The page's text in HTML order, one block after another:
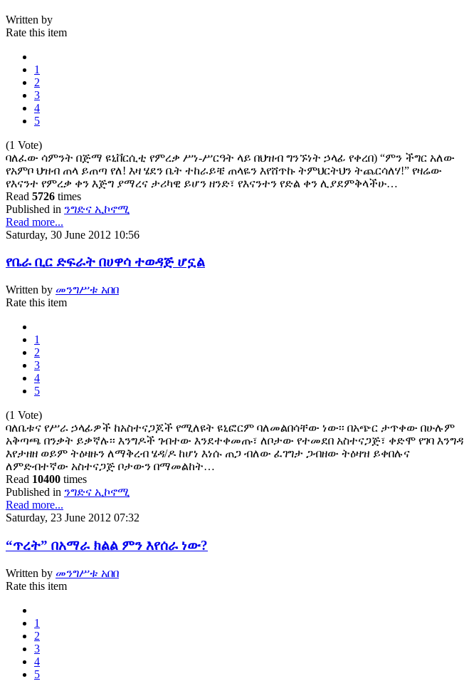
Written by
Rate this item
1
2
3
4
5
(1 Vote)
ባለፈው ሳምንት በጅማ ዩኒቨርሲቲ የምረቃ ሥነ-ሥርዓት ላይ በህዝብ ግንኙነት ኃላፊ የቀረበ) “ምን ችግር አለው
የአምቦ ህዝብ ጠላ ይጠጣ የለ! እዛ ሄደን ቤት ተከራይቼ ጠላዬን እየሸጥኩ ትምህርትህን ትጨርሳለሃ!” የዛሬው
የእናንተ የምረቃ ቀን እጅግ ያማረና ታሪካዊ ይሆን ዘንድ፣ የእናንተን የድል ቀን ሊያደምቅላችሁ…
Read 5726 times
Published in ንግድና ኢኮኖሚ
Read more...
Saturday, 30 June 2012 10:56
የቤራ ቢር ድፍራት በሀዋሳ ተወዳጅ ሆኗል
Written by መንግሥቱ አበበ
Rate this item
1
2
3
4
5
(1 Vote)
ባለቤቱና የሥራ ኃላፊዎች ከአስተናጋጆች የሚለዩት ዩኒፎርም ባለመልበሳቸው ነው፡፡ በአጭር ታጥቀው በሁሉም
አቅጣጫ በንቃት ይቃኛሉ፡፡ እንግዶች ገብተው እንደተቀመጡ፣ ለቦታው የተመደበ አስተናጋጅ፣ ቀድሞ የገባ እንግዳ
እየታዘዘ ወይም ትዕዛዙን ለማቅረብ ሄዳ/ዶ ከሆነ እነሱ ጠጋ ብለው ፈገግታ ጋብዘው ትዕዛዝ ይቀበሉና
ለምድብተኛው አስተናጋጅ ቦታውን በማመልከት…
Read 10400 times
Published in ንግድና ኢኮኖሚ
Read more...
Saturday, 23 June 2012 07:32
“ጥረት” በአማራ ክልል ምን እየሰራ ነው?
Written by መንግሥቱ አበበ
Rate this item
1
2
3
4
5